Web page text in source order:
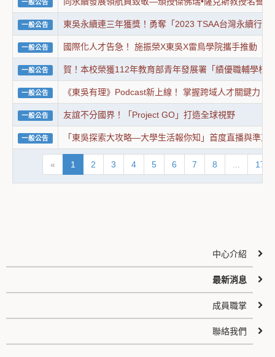
一般公告
一般公告 東吳永續連三年獲獎！勇奪「2023 TSAA台灣永續行動
一般公告 國際化人才告急！ 施振榮X東吳X雷鳥學院攜手推動「
一般公告 賀！本校榮獲112年教育部青年發展署「績優職輔學校
一般公告 《東吳有理》Podcast新上線！ 掌握跨域人才關鍵力
一般公告 友誼不分國界！「Project GO」打造全球視野
一般公告 「東吳探索大攻略—大學生活報你知」首度直播與準東
« 1 2 3 4 5 6 7 8 1719
中心介紹
最新消息
成員職掌
聯絡我們